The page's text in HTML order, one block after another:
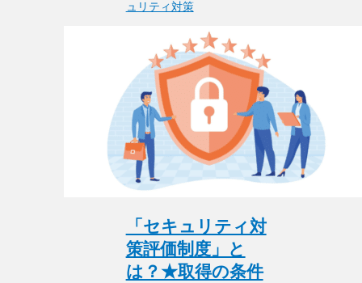
ュリティ対策
「セキュリティ対
策評価制度」と
は？★取得の条件